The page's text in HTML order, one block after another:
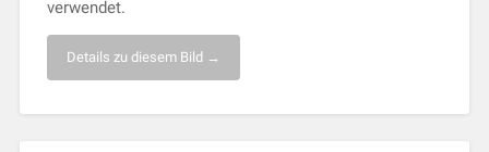
verwendet.
Details zu diesem Bild →